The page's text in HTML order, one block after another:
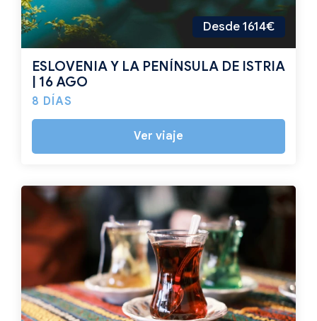
Desde 1614€
ESLOVENIA Y LA PENÍNSULA DE ISTRIA
| 16 AGO
8 DÍAS
Ver viaje